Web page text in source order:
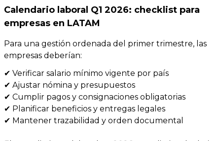
Calendario laboral Q1 2026: checklist para
empresas en LATAM
Para una gestión ordenada del primer trimestre, las
empresas deberían:
✔ Verificar salario mínimo vigente por país
✔ Ajustar nómina y presupuestos
✔ Cumplir pagos y consignaciones obligatorias
✔ Planificar beneficios y entregas legales
✔ Mantener trazabilidad y orden documental